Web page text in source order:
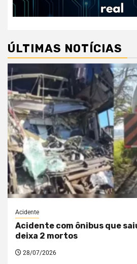
ÚLTIMAS NOTÍCIAS
Acidente
Acidente com ônibus que
deixa 2 mortos
28/07/2026